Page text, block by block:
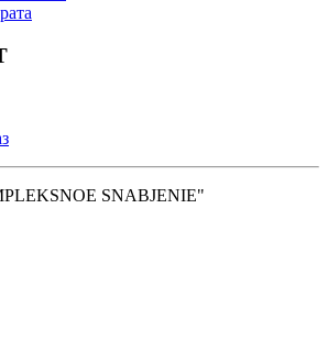
SNABJENIE"